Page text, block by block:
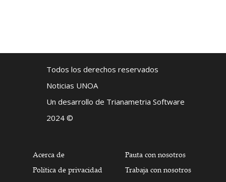
Todos los derechos reservados
Noticias UNOA
Un desarrollo de Trianametria Software
2024 ©
Acerca de
Política de privacidad
Pauta con nosotros
Trabaja con nosotros